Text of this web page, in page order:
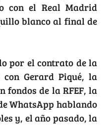
con el Real Madrid
blanco al final de
por el contrato de la
con Gerard Piqué, la
fondos de la RFEF, la
WhatsApp hablando
y, el año pasado, la